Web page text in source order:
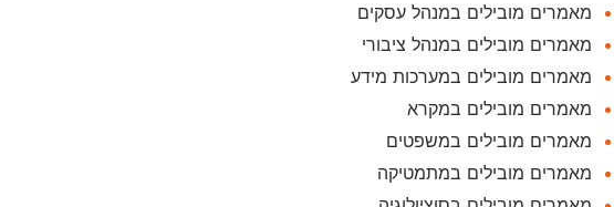
מאמרים מובילים במנהל עסקים
מאמרים מובילים במנהל ציבורי
מאמרים מובילים במערכות מידע
מאמרים מובילים במקרא
מאמרים מובילים במשפטים
מאמרים מובילים במתמטיקה